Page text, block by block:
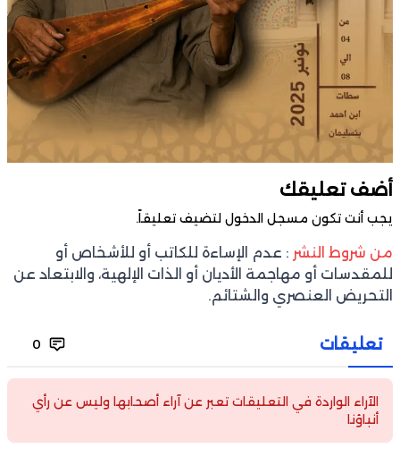
أضف تعليقك
يجب أنت تكون مسجل الدخول لتضيف تعليقاً.
من شروط النشر : عدم الإساءة للكاتب أو للأشخاص أو
للمقدسات أو مهاجمة الأديان أو الذات الإلهية، والابتعاد عن
التحريض العنصري والشتائم.
تعليقات 0
الآراء الواردة في التعليقات تعبر عن آراء أصحابها وليس عن رأي
أنباؤنا